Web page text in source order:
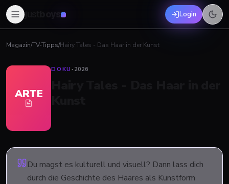
boys Login
Magazin/TV-Tipps/Hairy Tales - Das Haar in der Kunst
ARTE
DOKU· 2026
Du magst es kulturell und visuell? Dann lass dich
durch die Geschichte des Haares als Kunstform